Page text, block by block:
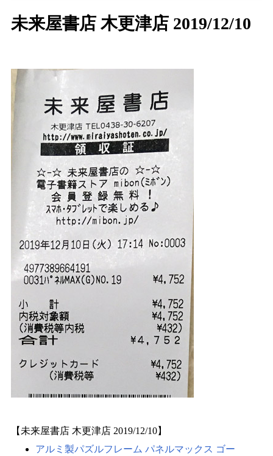
未来屋書店 木更津店 2019/12/10
【未来屋書店 木更津店 2019/12/10】
アルミ製パズルフレーム パネルマックス ゴー